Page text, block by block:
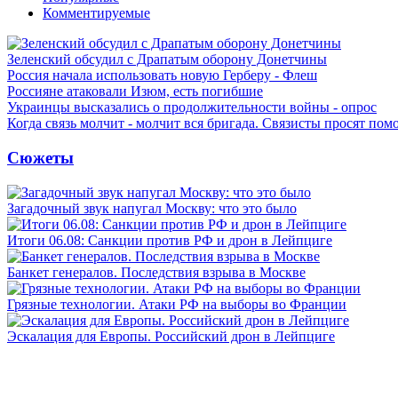
Комментируемые
Зеленский обсудил с Драпатым оборону Донетчины
Россия начала использовать новую Герберу - Флеш
Россияне атаковали Изюм, есть погибшие
Украинцы высказались о продолжительности войны - опрос
Когда связь молчит - молчит вся бригада. Связисты просят
Сюжеты
Загадочный звук напугал Москву: что это было
Итоги 06.08: Санкции против РФ и дрон в Лейпциге
Банкет генералов. Последствия взрыва в Москве
Грязные технологии. Атаки РФ на выборы во Франции
Эскалация для Европы. Российский дрон в Лейпциге